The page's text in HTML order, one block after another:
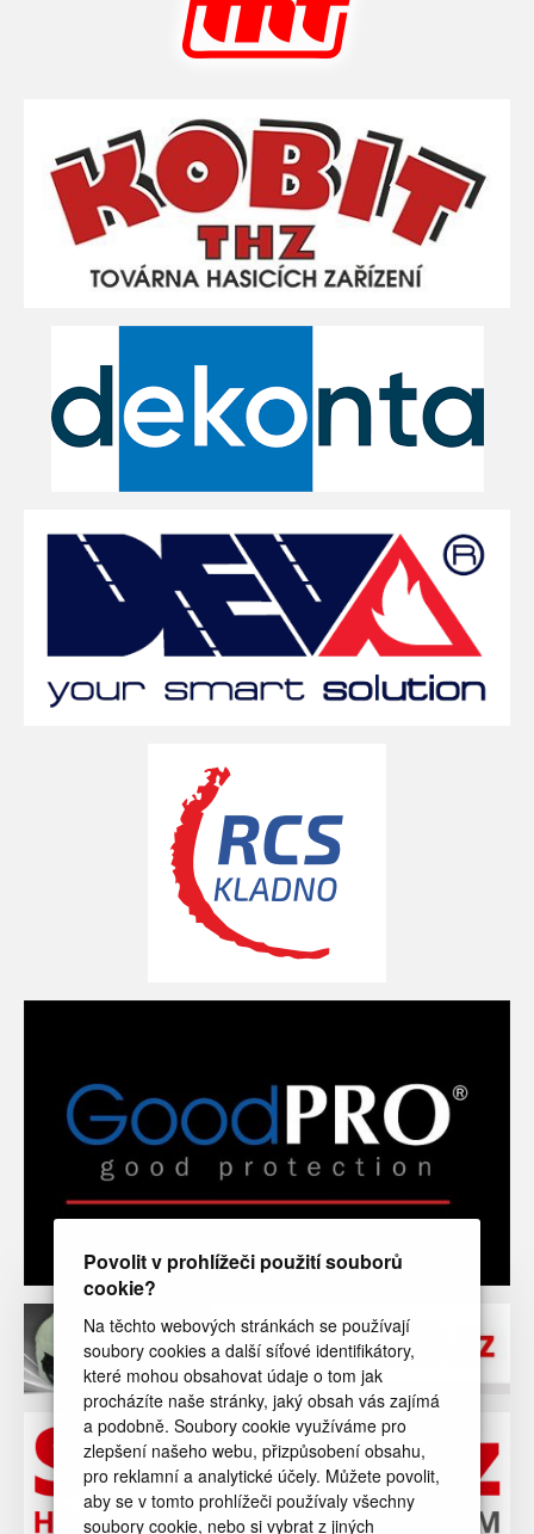
Povolit v prohlížeči použití souborů
cookie?
Na těchto webových stránkách se používají
soubory cookies a další síťové identifikátory,
které mohou obsahovat údaje o tom jak
procházíte naše stránky, jaký obsah vás zajímá
a podobně. Soubory cookie využíváme pro
zlepšení našeho webu, přizpůsobení obsahu,
pro reklamní a analytické účely. Můžete povolit,
aby se v tomto prohlížeči používaly všechny
soubory cookie, nebo si vybrat z jiných